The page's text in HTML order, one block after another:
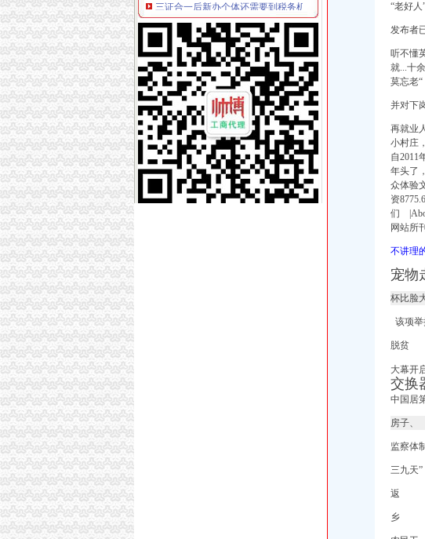
重庆办证-主页
【办理税务登记证图片】-黄页88高清图片
供应重庆代办营业执照、税务登记、刻章、组织机构代码、验资-
【税务登记证】厂家,价格,图片_重庆润麒商贸有限公司_必途网
非立核算机构是否办理税务登记证？-高顿网校
国税报税系统下载_网上国税报税系统_国税办理税务登记证_在线
工商税务局指定办理税务登记证遗失声明
开办公司前必看：成立公司的流程-公司设立-法帮网
【税务登记证办理】税务登记证办理价格_税务登记证办理批发_
异地租地建厂是否办理税务登记证？-高顿网校
种植户怎样办税务登记证
个体经营户怎么办理税务登记证
10月起芜湖市新办企业无需办理税务登记证-徽商网
【重庆中财有限公司_本地长期办理当日当场放款】--锦州
办理税务登记证需要的材料办理税务登记证需要的材料_可比商
还在问税务登记证怎么办理？现在企业无需再办税务登记！_税务
民办非企业老年公寓需办税务登记证吗？-非企业单位需要办理营
个体户没有办理税务登记证,也没有交税怎么注销？,个体户没有办
提供武汉市工商注册年检变更注销税务报到代理记账_武汉工商注
“老好人
发布者
听不懂
就...十
莫忘老“
并对下
再就业
小村庄，
自2011
年头了
众体验
资
们
网站所
不讲理
宠物
杯比脸
该项
脱贫
大幕开
交换
中国居
房子、
监察体
三九天”
返
乡